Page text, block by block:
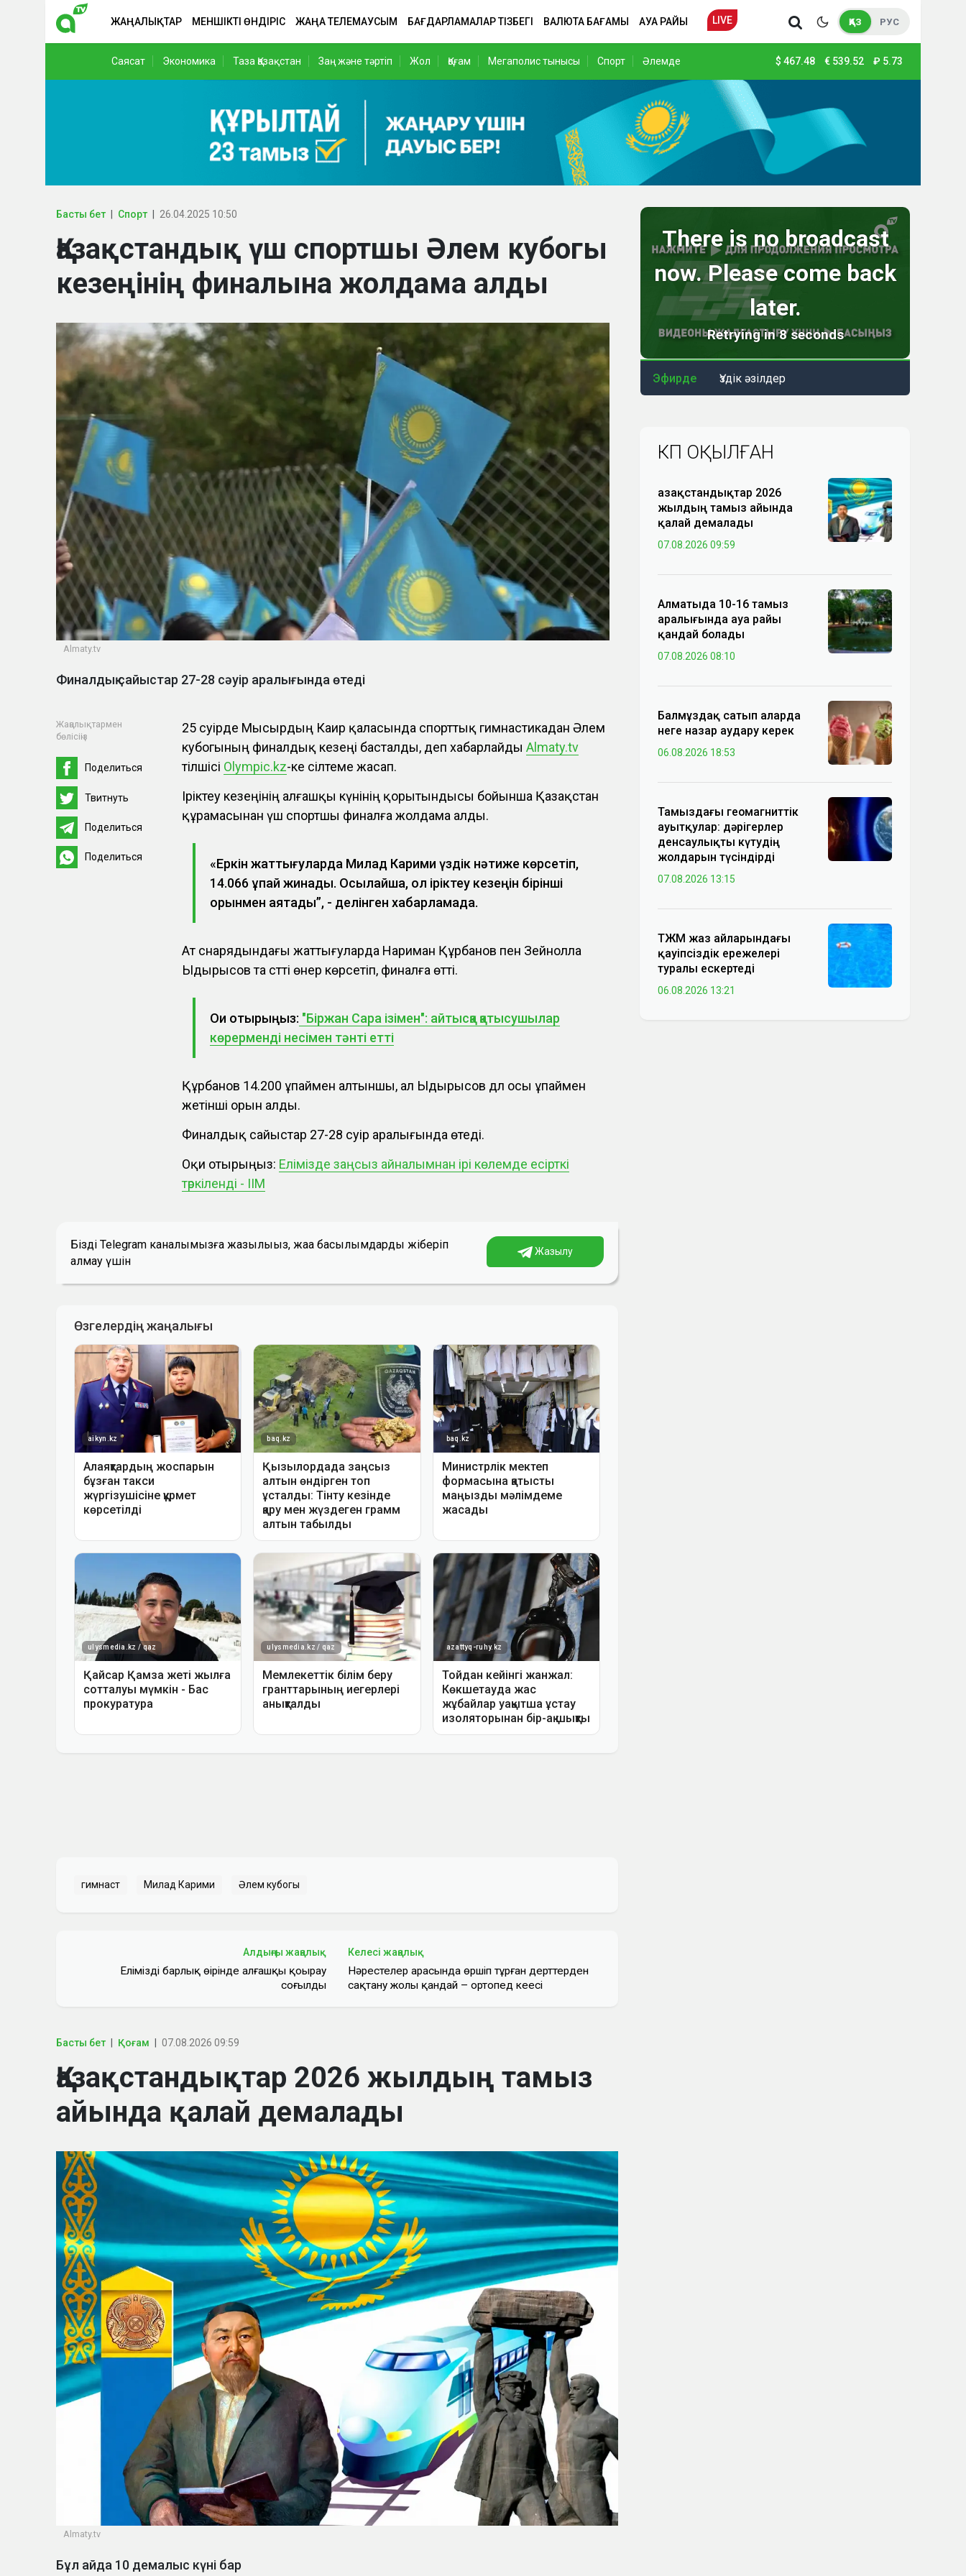
ЖАҢАЛЫҚТАР МЕНШІКТІ ӨНДІРІС ЖАҢА ТЕЛЕМАУСЫМ БАҒДАРЛАМАЛАР ТІЗБЕГІ ВАЛЮТА БАҒАМЫ АУА РАЙЫ LIVE ҚАЗ РУС
Саясат Экономика Таза Қазақстан Заң және тәртіп Жол Қоғам Мегаполис тынысы Спорт Әлемде $ 467.48 € 539.52 ₽ 5.73
Басты бет Спорт 26.04.2025 10:50
Қазақстандық үш спортшы Әлем кубогы
кезеңінің финалына жолдама алды
Аlmaty.tv
Финалдық сайыстар 27-28 сәуір аралығында өтеді
Жаңалықтармен
бөлісіңіз
Поделиться
Твитнуть
Поделиться
Поделиться
25 сәуірде Мысырдың Каир қаласында спорттық гимнастикадан Әлем
кубогының финалдық кезеңі басталды, деп хабарлайдыАlmaty.tv
тілшісі Оlympic.kz-ке сілтеме жасап.
Іріктеу кезеңінің алғашқы күнінің қорытындысы бойынша Қазақстан
құрамасынан үш спортшы финалға жолдама алды.
«Еркін жаттығуларда Милад Карими үздік нәтиже көрсетіп,
14.066 ұпай жинады. Осылайша, ол іріктеу кезеңін бірінші
орынмен аяқтады”, - делінген хабарламада.
Ат снарядындағы жаттығуларда Нариман Құрбанов пен Зейнолла
Ыдырысов та сәтті өнер көрсетіп, финалға өтті.
Оқи отырыңыз: "Біржан Сара ізімен": айтысқа қатысушылар
көрерменді несімен тәнті етті
Құрбанов 14.200 ұпаймен алтыншы, ал Ыдырысов дәл осы ұпаймен
жетінші орын алды.
Финалдық сайыстар 27-28 сәуір аралығында өтеді.
Оқи отырыңыз: Елімізде заңсыз айналымнан ірі көлемде есірткі
тәркіленді - ІІМ
Біздің Telegram каналымызға жазылыңыз, жаңа басылымдарды жіберіп
алмау үшін
Жазылу
гимнаст Милад Карими Әлем кубогы
Алдыңғы жаңалық
Еліміздің барлық өңірінде алғашқы қоңырау
соғылды
Келесі жаңалық
Нәрестелер арасында өршіп тұрған дерттерден
сақтану жолы қандай – ортопед кеңесі
Басты бет Қоғам 07.08.2026 09:59
Қазақстандықтар 2026 жылдың тамыз
айында қалай демалады
Almaty.tv
Бұл айда 10 демалыс күні бар
Эфирде Үздік әзілдер
КӨП ОҚЫЛҒАН
Қазақстандықтар 2026
жылдың тамыз айында
қалай демалады
07.08.2026 09:59
Алматыда 10-16 тамыз
аралығында ауа райы
қандай болады
07.08.2026 08:10
Балмұздақ сатып аларда
неге назар аудару керек
06.08.2026 18:53
Тамыздағы геомагниттік
ауытқулар: дәрігерлер
денсаулықты күтудің
жолдарын түсіндірді
07.08.2026 13:15
ТЖМ жаз айларындағы
қауіпсіздік ережелері
туралы ескертеді
06.08.2026 13:21